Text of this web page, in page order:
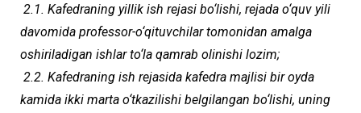
2.1. Kafedraning yillik ish rejasi bo‘lishi, rejada o‘quv yili
davomida professor-o‘qituvchilar tomonidan amalga
oshiriladigan ishlar to‘la qamrab olinishi lozim;
2.2. Kafedraning ish rejasida kafedra majlisi bir oyda
kamida ikki marta o‘tkazilishi belgilangan bo‘lishi, uning